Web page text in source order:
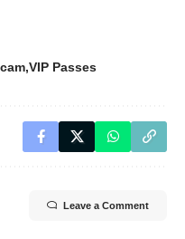
VIP Passes
Leave a Comment